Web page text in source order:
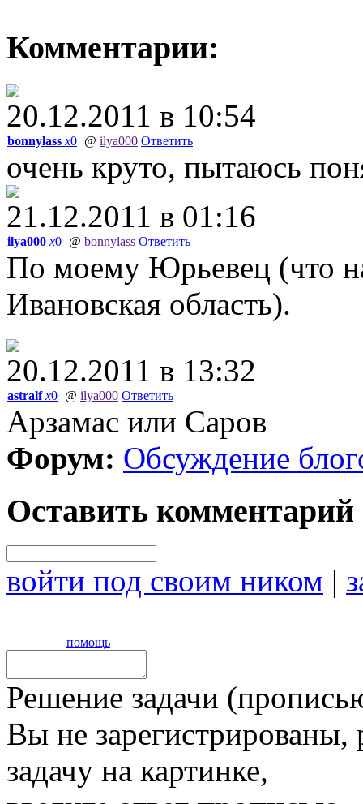
Комментарии:
20.12.2011 в 10:54
bonnylass x0 @ ilya000 Ответить
очень круто, пытаюсь
21.12.2011 в 01:16
ilya000 x0 @ bonnylass Ответить
По моему Юрьевец (что
Ивановская область).
20.12.2011 в 13:32
astralf x0 @ ilya000 Ответить
Арзамас или Саров
Форум: Обсуждение
Оставить комментарий
войти под своим ником |
помощь
Решение задачи
Вы не
задачу на картинке,